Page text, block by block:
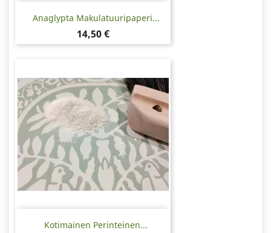
Anaglypta Makulatuuripaperi...
Hinta
14,50 €
Kotimainen Perinteinen...